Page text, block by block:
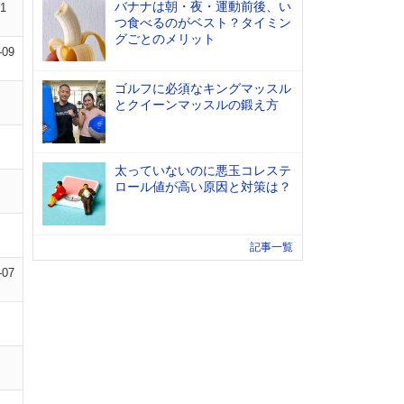
バナナは朝・夜・運動前後、い
つ食べるのがベスト？タイミン
グごとのメリット
ゴルフに必須なキングマッスル
とクイーンマッスルの鍛え方
太っていないのに悪玉コレステ
ロール値が高い原因と対策は？
記事一覧